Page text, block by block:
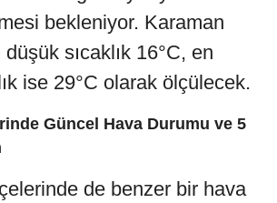
bekleniyor. Karaman
sıcaklık 16°C, en
ise 29°C olarak ölçülecek.
Güncel Hava Durumu ve 5
de benzer bir hava